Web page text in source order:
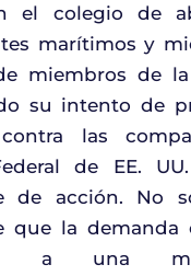
el colegio de
marítimos y
miembros de
su intento de
contra las
de EE.
de acción. No
que la demanda
a una